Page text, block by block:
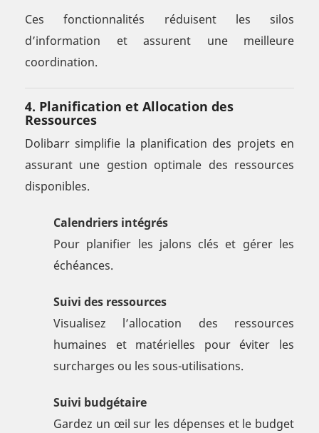
Ces fonctionnalités réduisent les silos
d’information et assurent une meilleure
coordination.
4. Planification et Allocation des
Ressources
Dolibarr simplifie la planification des projets en
assurant une gestion optimale des ressources
disponibles.
Calendriers intégrés
Pour planifier les jalons clés et gérer les
échéances.
Suivi des ressources
Visualisez l’allocation des ressources
humaines et matérielles pour éviter les
surcharges ou les sous-utilisations.
Suivi budgétaire
Gardez un œil sur les dépenses et le budget